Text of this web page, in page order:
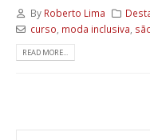
By Roberto Lima
curso, moda inclusiva,
READ MORE...